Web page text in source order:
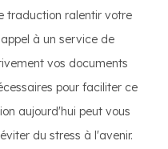
traduction ralentir votre
à un service de
vos documents
pour faciliter ce
aujourd'hui peut vous
du stress à l'avenir.